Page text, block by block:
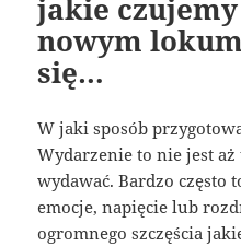
jakie
nowym
się…
W jaki sposób
Wydarzenie to nie jest aż
wydawać. Bardzo często
emocje, napięcie lub
ogromnego szczęścia